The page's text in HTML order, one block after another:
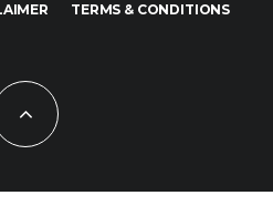
TERMS & CONDITIONS